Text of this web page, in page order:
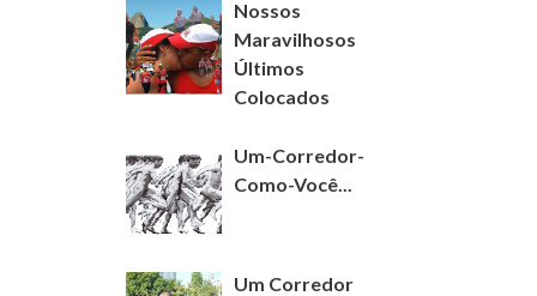
Nossos
Maravilhosos
Últimos
Colocados
Um-Corredor-
Como-Você...
Um Corredor